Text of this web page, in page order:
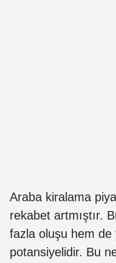
Araba kiralama
rekabet artmıştır.
fazla oluşu hem
potansiyelidir. Bu